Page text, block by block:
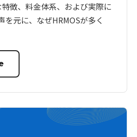
徴、料金体系、および実際に
を元に、なぜHRMOSが多く